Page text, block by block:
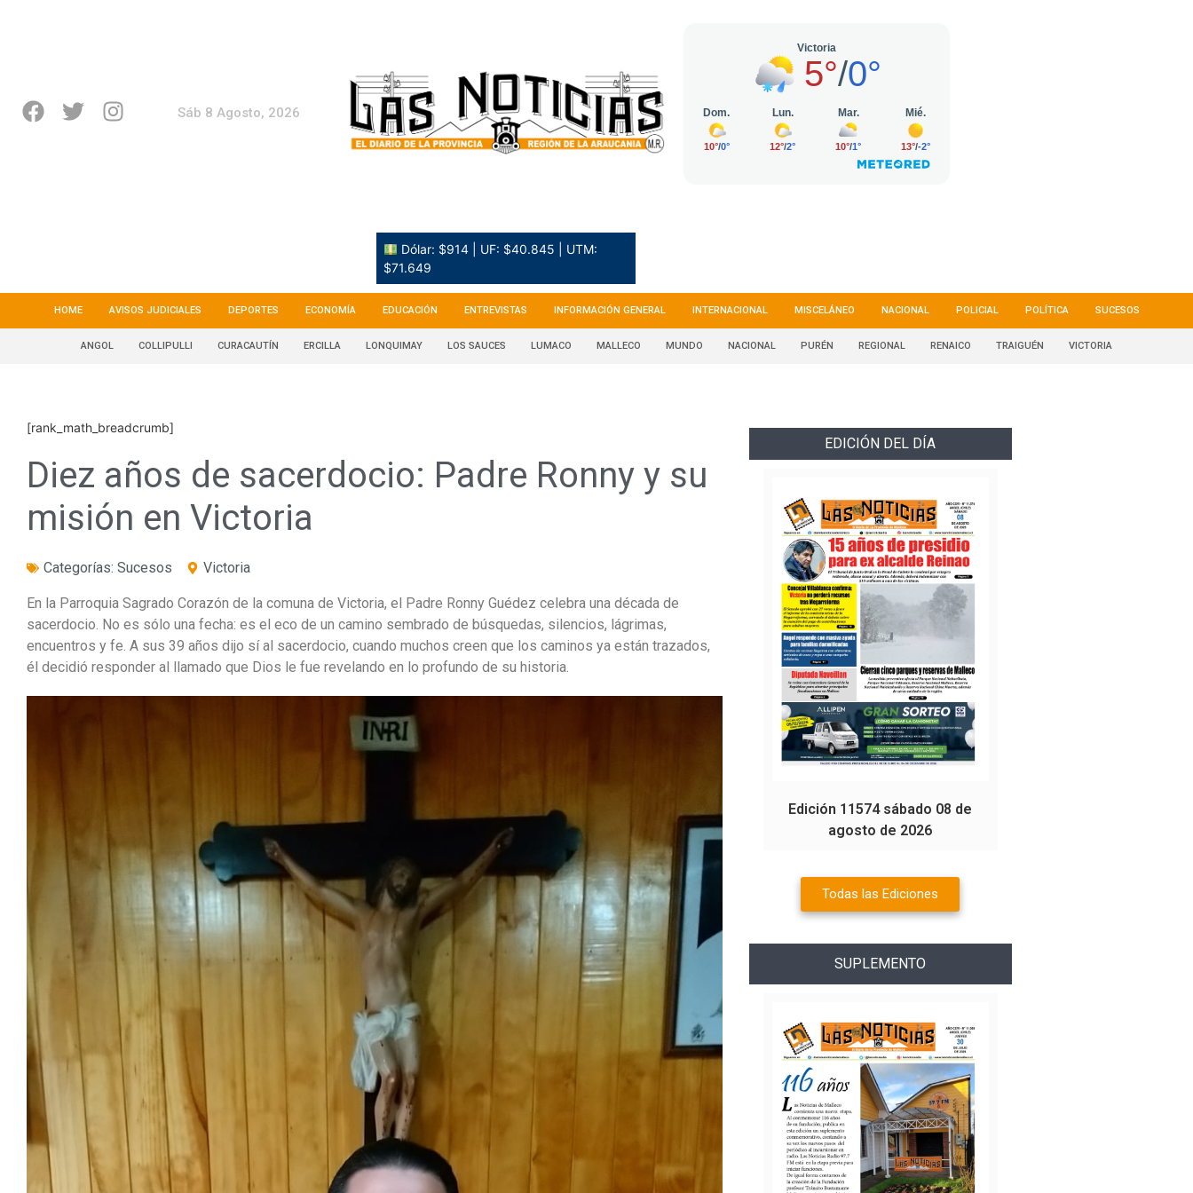
Sáb 8 Agosto, 2026
Dólar: $914 | UF: $40.845 | UTM:
$71.649
HOME AVISOS JUDICIALES DEPORTES ECONOMÍA EDUCACIÓN ENTREVISTAS INFORMACIÓN GENERAL INTERNACIONAL MISCELÁNEO NACIONAL POLICIAL POLÍTICA SUCESOS
ANGOL COLLIPULLI CURACAUTÍN ERCILLA LONQUIMAY LOS SAUCES LUMACO MALLECO MUNDO NACIONAL PURÉN REGIONAL RENAICO TRAIGUÉN VICTORIA
[rank_math_breadcrumb]
Diez años de sacerdocio: Padre Ronny y su
misión en Victoria
Categorías: Sucesos Victoria
En la Parroquia Sagrado Corazón de la comuna de Victoria, el Padre Ronny Guédez celebra una década de
sacerdocio. No es sólo una fecha: es el eco de un camino sembrado de búsquedas, silencios, lágrimas,
encuentros y fe. A sus 39 años dijo sí al sacerdocio, cuando muchos creen que los caminos ya están trazados,
él decidió responder al llamado que Dios le fue revelando en lo profundo de su historia.
EDICIÓN DEL DÍA
Edición 11574 sábado 08 de
agosto de 2026
Todas las Ediciones
SUPLEMENTO